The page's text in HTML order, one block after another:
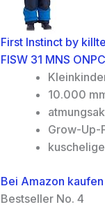
First Instinct by
FISW 31 MNS
10.000
Grow-Up-
Bei Amazon kaufen
Bestseller No. 4